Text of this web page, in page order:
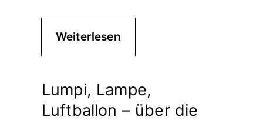
Weiterlesen
Lumpi, Lampe,
Luftballon – über die